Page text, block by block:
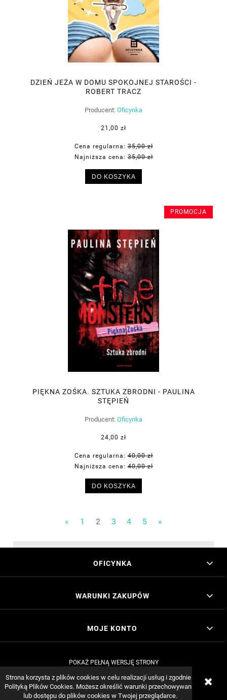
Strona korzysta z plików cookies w celu realizacji usług i zgodnie z
Polityką Plików Cookies. Możesz określić warunki przechowywania
lub dostępu do plików cookies w Twojej przeglądarce.
DZIEŃ JEŻA W DOMU SPOKOJNEJ STAROŚCI -
ROBERT TRACZ
Producent: Oficynka
21,00 zł
Cena regularna:35,00 zł
Najniższa cena:35,00 zł
DO KOSZYKA
PIĘKNA ZOŚKA. SZTUKA ZBRODNI - PAULINA
STĘPIEŃ
Producent: Oficynka
24,00 zł
Cena regularna:40,00 zł
Najniższa cena:40,00 zł
DO KOSZYKA
PROMOCJA
« 1 2 3 4 5 »
OFICYNKA
WARUNKI ZAKUPÓW
MOJE KONTO
POKAŻ PEŁNĄ WERSJĘ STRONY
Sklep internetowy Shoper.pl